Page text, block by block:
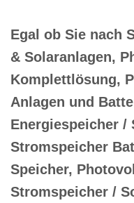
Egal ob Sie nach
& Solaranlagen,
Komplettlösung,
Anlagen und
Energiespeicher /
Stromspeicher
Speicher,
Stromspeicher /